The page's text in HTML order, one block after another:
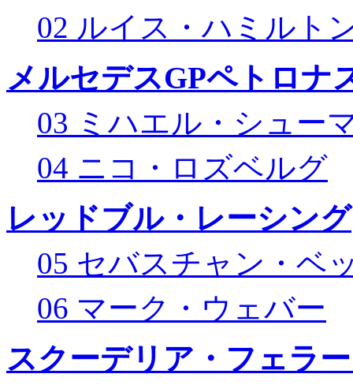
02 ルイス・ハミルト
メルセデスGPペトロナ
03 ミハエル・シュー
04 ニコ・ロズベルグ
レッドブル・レーシング
05 セバスチャン・ベ
06 マーク・ウェバー
スクーデリア・フェラ